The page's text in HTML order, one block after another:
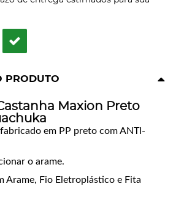
PRODUTO
Maxion Preto
em PP preto com ANTI-
o arame.
Arame, Fio Eletroplástico e Fita